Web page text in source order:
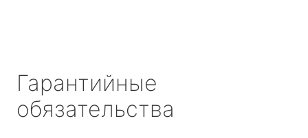
Гарантийные
обязательства